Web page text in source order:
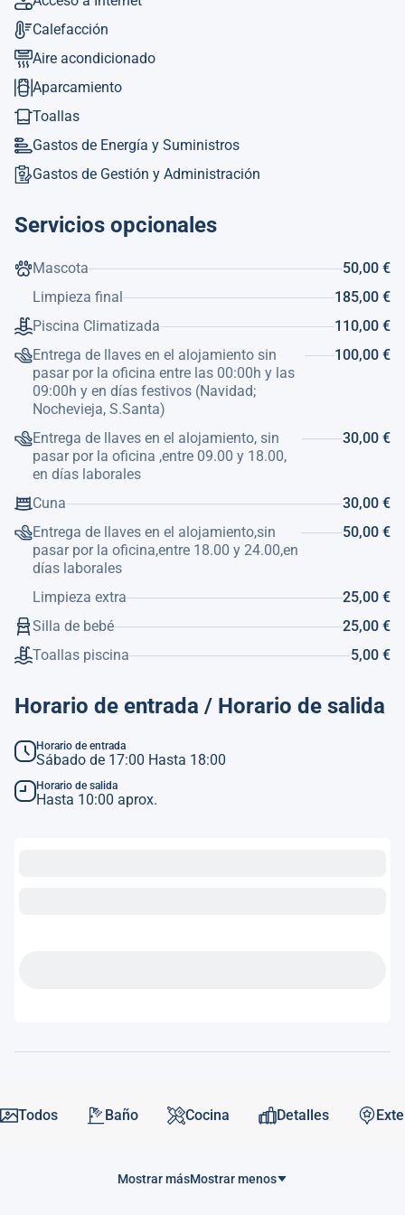
Dispone de jardín, mobiliario jardín, parcela vallada,
terraza, lavadora, barbacoa, plancha, acceso gratuito a
internet (wifi), calefacción bomba de calor, aire
acondicionado, piscina privada, parking aire libre en
mismo edificio, Televisión.La cocina americana, está
equipada con nevera, microondas, horno, congelador,
lavavajillas, vajilla/cubertería, utensilios/cocina, cafetera,
Ref. Turística: VT-459552-A
Calefacción
Aire acondicionado
Aparcamiento
Toallas
Gastos de Energía y Suministros
Gastos de Gestión y Administración
Servicios opcionales
Mascota
50,00 €
Limpieza final
185,00 €
Piscina Climatizada
110,00 €
Entrega de llaves en el alojamiento sin
pasar por la oficina entre las 00:00h y las
09:00h y en días festivos (Navidad;
Nochevieja, S.Santa)
100,00 €
Entrega de llaves en el alojamiento, sin
pasar por la oficina ,entre 09.00 y 18.00,
en días laborales
30,00 €
Cuna
30,00 €
Entrega de llaves en el alojamiento,sin
pasar por la oficina,entre 18.00 y 24.00,en
días laborales
50,00 €
Limpieza extra
25,00 €
Silla de bebé
25,00 €
Toallas piscina
5,00 €
Horario de entrada / Horario de salida
Horario de entrada
Sábado de 17:00 Hasta 18:00
Horario de salida
Hasta 10:00 aprox.
Todos Baño Cocina Detalles
Mostrar másMostrar menos